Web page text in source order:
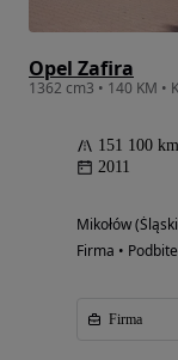
Opel Zafira
151 100 km
2011
Mikołów
Firma • Podbite
Firma